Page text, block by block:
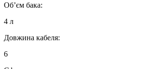
Об’єм бака:
4 л
Довжина кабеля:
6